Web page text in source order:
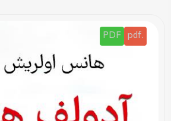
.pdf
PDF